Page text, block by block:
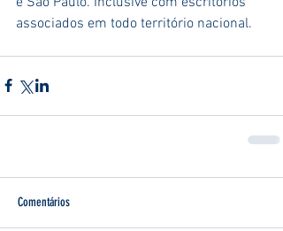
associados em todo território nacional.
Comentários